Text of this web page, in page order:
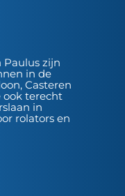
Paulus zijn
in de
Casteren
ook terecht
in
rolators en